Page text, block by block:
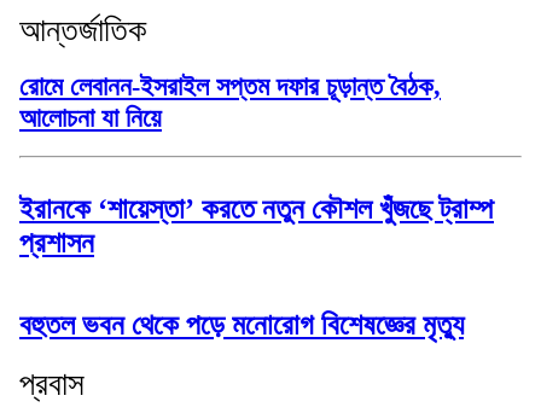
আন্তর্জাতিক
রোমে লেবানন-ইসরাইল সপ্তম দফার চূড়ান্ত বৈঠক,
আলোচনা যা নিয়ে
ইরানকে ‘শায়েস্তা’ করতে নতুন কৌশল খুঁজছে ট্রাম্প
প্রশাসন
বহুতল ভবন থেকে পড়ে মনোরোগ বিশেষজ্ঞের মৃত্যু
প্রবাস